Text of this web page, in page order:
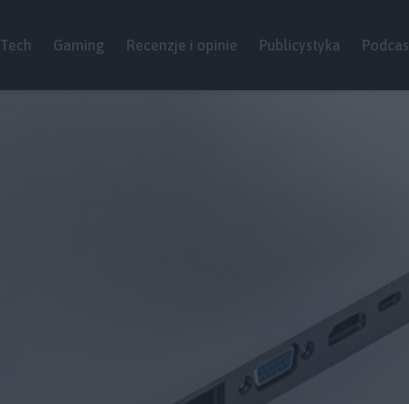
Tech Gaming Recenzje i opinie Publicystyka